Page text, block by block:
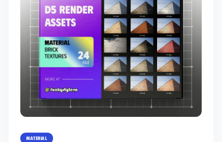
Giải thưởng
F.BLOG
Địa chỉ: 209/8D QL13, Phường Bình Thạnh,
MATERIAL